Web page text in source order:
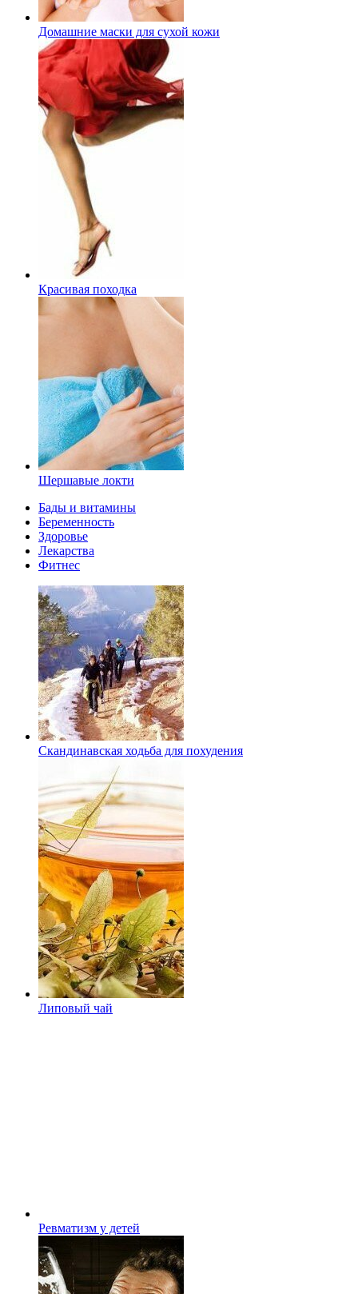
Домашние маски для сухой кожи
Красивая походка
Шершавые локти
Бады и витамины
Беременность
Здоровье
Лекарства
Фитнес
Скандинавская ходьба для похудения
Липовый чай
Ревматизм у детей